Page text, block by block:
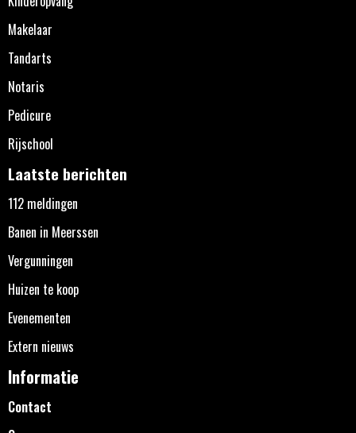
Makelaar
Tandarts
Notaris
Pedicure
Rijschool
Laatste berichten
112 meldingen
Banen in Meerssen
Vergunningen
Huizen te koop
Evenementen
Extern nieuws
Informatie
Contact